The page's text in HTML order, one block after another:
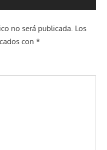
no será publicada. Los
con *